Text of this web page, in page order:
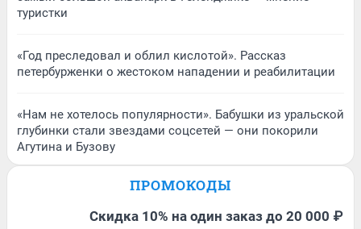
туристки
«Год преследовал и облил кислотой». Рассказ
петербурженки о жестоком нападении и реабилитации
«Нам не хотелось популярности». Бабушки из уральской
глубинки стали звездами соцсетей — они покорили
Агутина и Бузову
ПРОМОКОДЫ
Скидка 10% на один заказ до 20 000 ₽